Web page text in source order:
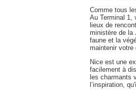
Comme tous
Au Terminal 1,
lieux de
ministère de la
faune et la
maintenir votre
Nice est une
facilement à
les charmants
l’inspiration,